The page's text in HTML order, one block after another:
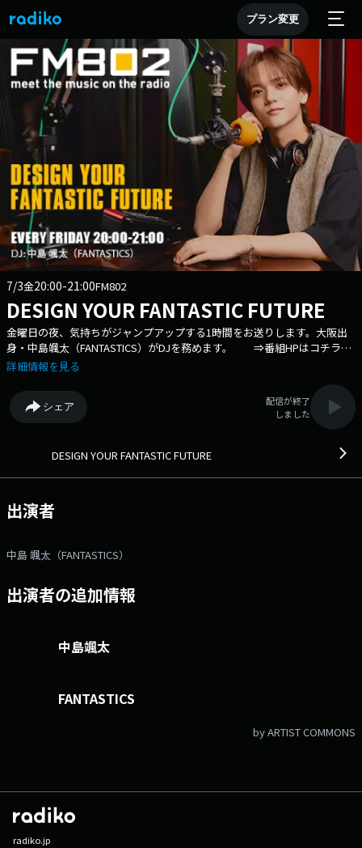
プラン変更
7/3金20:00-21:00FM802
DESIGN YOUR FANTASTIC FUTURE
金曜日の夜、気持ちがジャンプアップする1時間をお送りします。大阪出
身・中島颯太（FANTASTICS）がDJを務めます。 ⇒番組HPはコチラ
⇒リクエスト・メッセージはコチラ ⇒twitterハッシュタグは
ジはコチラ
詳細情報を見る
シェア
配信が終了
しました
DESIGN YOUR FANTASTIC FUTURE
出演者
中島 颯太（FANTASTICS）
出演者の追加情報
中島颯太
FANTASTICS
by ARTIST COMMONS
radiko.jp